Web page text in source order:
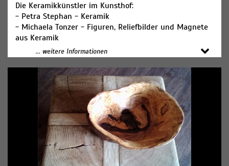
Die Keramikkünstler im Kunsthof:
- Petra Stephan - Keramik
- Michaela Tonzer - Figuren, Reliefbilder und Magnete
aus Keramik
- Gastausstellerin - saisonal, Uta Steinke,
Gartenkeramik, Windlichter
- Katharina Wenzel-Schüßler - Rakukeramik
- Jutta Mahnke - Rakukeramik
... weitere Informationen